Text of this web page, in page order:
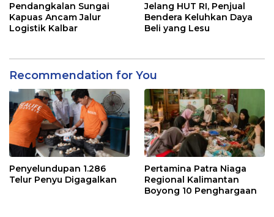
Pendangkalan Sungai
Kapuas Ancam Jalur
Logistik Kalbar
Jelang HUT RI, Penjual
Bendera Keluhkan Daya
Beli yang Lesu
Recommendation for You
Penyelundupan 1.286
Telur Penyu Digagalkan
Pertamina Patra Niaga
Regional Kalimantan
Boyong 10 Penghargaan